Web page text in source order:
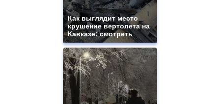
Как выглядит место
крушение вертолета на
Кавказе: смотреть